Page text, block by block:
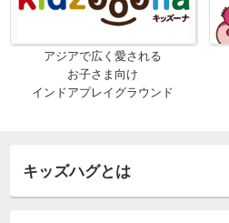
アジアで広く愛される
お子さま向け
インドアプレイグラウンド
キッズハグとは